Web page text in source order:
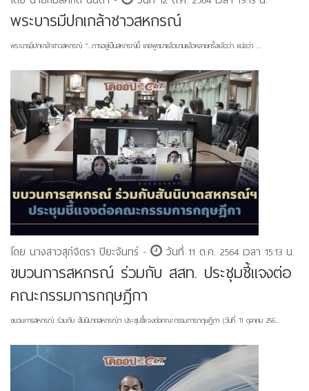
พระบารมีปกเกล้าชาวสหกรณ์
พระบารมีปกเกล้าชาวสหกรณ์ “...การอยู่เป็นสหกรณ์นี้ เคยพูดมาแล้วนานแล้วหลายครั้งแล้วว่า แปลว่า ...
โดย นางสาวสุภ์จิตรา ปิยะจันทร์ - วันที่ 11 ต.ค. 2564 เวลา 15:13 น.
ขบวนการสหกรณ์ ร่วมกับ สสท. ประชุมชี้แจงต่อ
คณะกรรมการกฤษฎีกา
ขบวนการสหกรณ์ ร่วมกับ สันนิบาตสหกรณ์ฯ ประชุมชี้แจงต่อคณะกรรมการกฤษฎีกา (วันที่ 11 ตุลาคม 256...